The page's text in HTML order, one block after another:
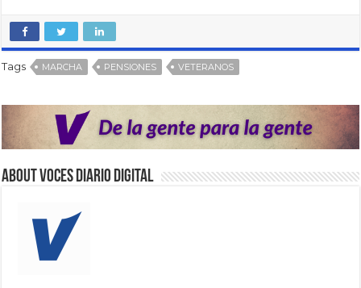
Tags MARCHA PENSIONES VETERANOS
About VOCES Diario digital